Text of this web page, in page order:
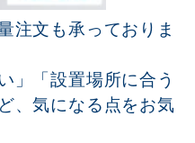
注文も承っておりま
」「設置場所に合う
、気になる点をお気